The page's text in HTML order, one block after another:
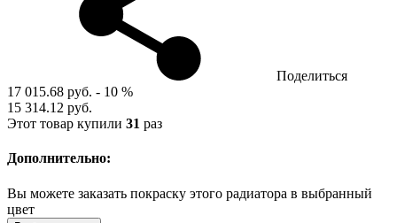
Поделиться
17 015.68 руб. - 10 %
15 314.12 руб.
Этот товар купили 31 раз
Дополнительно:
Вы можете заказать покраску этого радиатора в выбранный
цвет